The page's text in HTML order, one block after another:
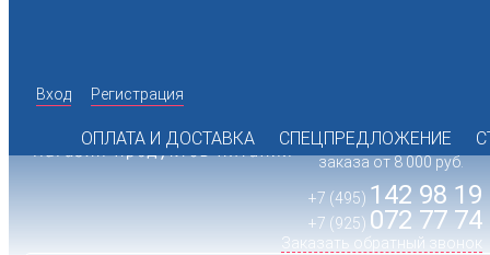
Вход Регистрация
ОПЛАТА И ДОСТАВКА СПЕЦПРЕДЛОЖЕНИЕ
+7 (495) 142 98 19
+7 (925) 072 77 74
Заказать обратный звонок
Доставка при сумме
заказа от 8 000 руб.